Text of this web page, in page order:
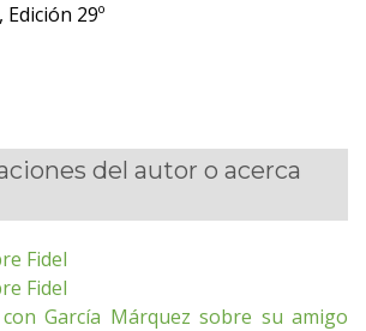
, Edición 29º
del autor o acerca
Fidel
Fidel
García Márquez sobre su amigo